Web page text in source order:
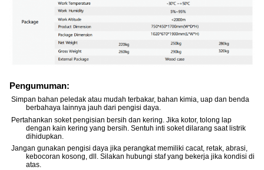
Pengumuman:
Simpan bahan peledak atau mudah terbakar, bahan kimia, uap dan benda
berbahaya lainnya jauh dari pengisi daya.
Pertahankan soket pengisian bersih dan kering. Jika kotor, tolong lap
dengan kain kering yang bersih. Sentuh inti soket dilarang saat listrik
dihidupkan.
Jangan gunakan pengisi daya jika perangkat memiliki cacat, retak, abrasi,
kebocoran kosong, dll. Silakan hubungi staf yang bekerja jika kondisi di
atas.